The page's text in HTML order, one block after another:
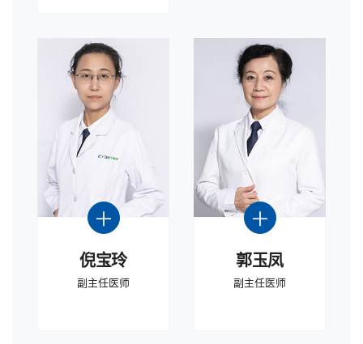
倪宝玲
副主任医师
郭玉凤
副主任医师